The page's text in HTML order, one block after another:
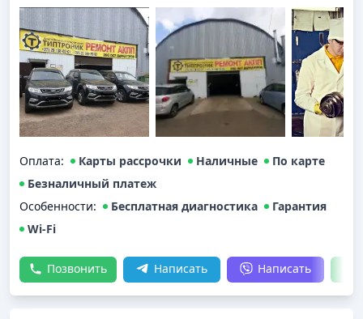
Оплата: Карты рассрочки Наличные
По карте
Безналичный платеж
Особенности:
Бесплатная диагностика
Гарантия
Wi-Fi
Позвонить Написать Написать